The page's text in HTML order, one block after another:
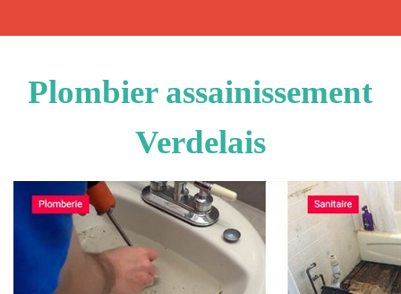
Plombier assainissement
Verdelais